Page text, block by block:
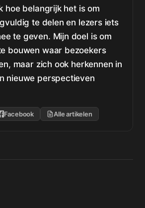
hoe belangrijk het is om
te delen en lezers iets
te geven. Mijn doel is om
bouwen waar bezoekers
maar zich ook herkennen in
nieuwe perspectieven
Facebook Alle artikelen